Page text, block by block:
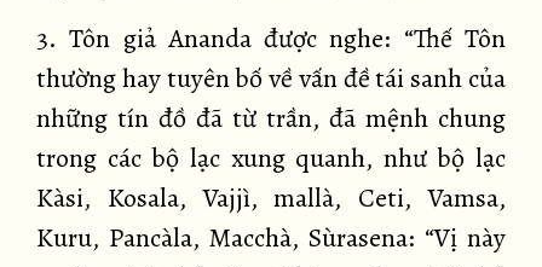
3. Tôn giả Ananda được nghe: “Thế Tôn
thường hay tuyên bố về vấn đề tái sanh của
những tín đồ đã từ trần, đã mệnh chung
trong các bộ lạc xung quanh, như bộ lạc
Kàsi, Kosala, Vajjì, mallà, Ceti, Vamsa,
Kuru, Pancàla, Macchà, Sùrasena: “Vị này